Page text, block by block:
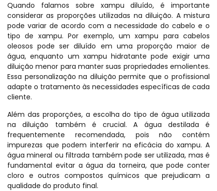
Quando falamos sobre xampu diluído, é importante
considerar as proporções utilizadas na diluição. A mistura
pode variar de acordo com a necessidade do cabelo e o
tipo de xampu. Por exemplo, um xampu para cabelos
oleosos pode ser diluído em uma proporção maior de
água, enquanto um xampu hidratante pode exigir uma
diluição menor para manter suas propriedades emolientes.
Essa personalização na diluição permite que o profissional
adapte o tratamento às necessidades específicas de cada
cliente.
Além das proporções, a escolha do tipo de água utilizada
na diluição também é crucial. A água destilada é
frequentemente recomendada, pois não contém
impurezas que podem interferir na eficácia do xampu. A
água mineral ou filtrada também pode ser utilizada, mas é
fundamental evitar a água da torneira, que pode conter
cloro e outros compostos químicos que prejudicam a
qualidade do produto final.